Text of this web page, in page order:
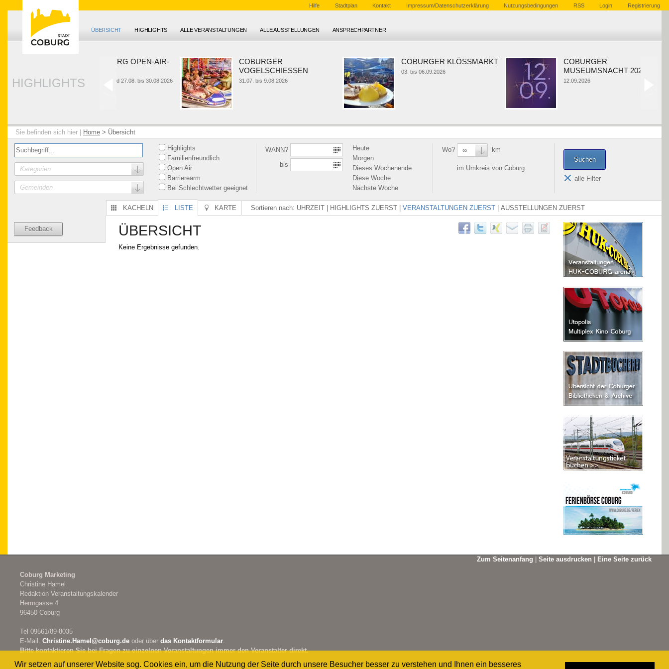
Wir setzen auf unserer Website sog. Cookies ein, um die Nutzung der Seite durch unsere Besucher besser zu verstehen und Ihnen ein besseres
Hilfe Stadtplan Kontakt Impressum/Datenschutzerklärung Nutzungsbedingungen RSS Login Registrierung
ÜBERSICHT HIGHLIGHTS ALLE VERANSTALTUNGEN ALLE AUSSTELLUNGEN ANSPRECHPARTNER
HIGHLIGHTS
HUK-COBURG OPEN-AIR-
26. bis 28.06. und 27.08. bis 30.08.2026
COBURGER
VOGELSCHIESSEN
31.07. bis 9.08.2026
COBURGER KLÖSSMARKT
03. bis 06.09.2026
COBURGER
MUSEUMSNACHT 2026
12.09.2026
Sie befinden sich hier | Home > Übersicht
Kategorien
Gemeinden
Highlights
Familienfreundlich
Open Air
Barrierearm
Bei Schlechtwetter geeignet
WANN?
bis
Heute
Morgen
Dieses Wochenende
Diese Woche
Nächste Woche
Wo? ∞ km
im Umkreis von Coburg
alle Filter
KACHELN LISTE KARTE Sortieren nach: UHRZEIT HIGHLIGHTS ZUERST VERANSTALTUNGEN ZUERST AUSSTELLUNGEN ZUERST
Feedback ÜBERSICHT
Keine Ergebnisse gefunden.
Zum Seitenanfang Seite ausdrucken Eine Seite zurück
Coburg Marketing
Christine Hamel
Redaktion Veranstaltungskalender
Herrngasse 4
96450 Coburg
Tel 09561/89-8035
E-Mail: Christine.Hamel@coburg.de oder über das Kontaktformular
Bitte kontaktieren Sie bei Fragen zu einzelnen Veranstaltungen immer den Veranstalter direkt.
Umsatzsteueridentifikationsnummer: DE132462698